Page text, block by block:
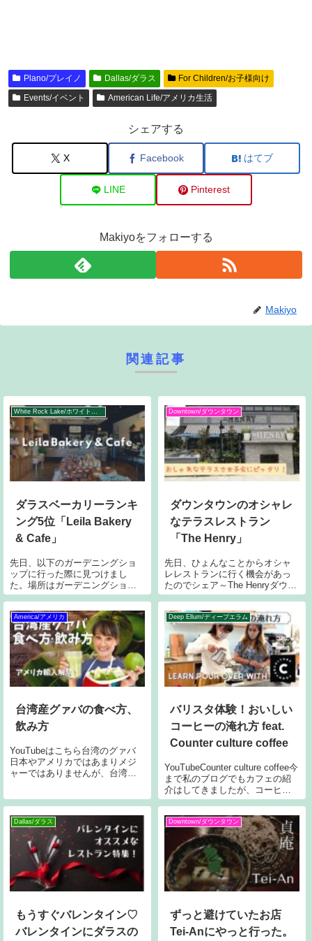
Plano/プレイノ Dallas/ダラス
For Children/お子様向け
Events/イベント
American Life/アメリカ生活
シェアする
X Facebook はてブ
LINE Pinterest
Makiyoをフォローする
Makiyo
関連記事
White Rock Lake/ホワイトロック湖周辺
ダラスベーカリーランキ
ング5位「Leila Bakery
& Cafe」
先日、以下のガーデニングショ
ップに行った際に見つけまし
た。場所はガーデニングショッ
プの真隣です。可愛い小さめの
在パンデミックの影響で座席利
用はできず、お持ち帰りのみと
なります。カフェだけかと思い
きや、ベーカリーで
Downtown/ダウンタウン
ダウンタウンのオシャレ
なテラスレストラン
「The Henry」
先日、ひょんなことからオシャ
レレストランに行く機会があっ
たのでシェア～The Henryダウン
タウンではありますが、アップ
Henryは元々、ウエストハリウッ
ドの人気レストランだったよう
ですが、2019年2月
America/アメリカ
台湾産グァバの食べ方、
飲み方
YouTubeはこちら台湾のグァバ
日本やアメリカではあまりメジ
ャーではありませんが、台湾よ
リカは台湾産グァバの輸入が解
禁となったためスーパーで手に
入るようになりました。日本で
は、ピンク
Deep Ellum/ディープエラム
バリスタ体験！おいしい
コーヒーの淹れ方 feat.
Counter culture coffee
YouTubeCounter culture coffee今
まで私のブログでもカフェの紹
介はしてきましたが、コーヒー
豆の問屋さんにフォーカスした
coffeeはコーヒー豆の問屋さん。
大型スーパー
Dallas/ダラス
もうすぐバレンタイン♡
バレンタインにダラスの
Downtown/ダウンタウン
ずっと避けていたお店
Tei-Anにやっと行った。